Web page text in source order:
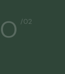
/02
/02